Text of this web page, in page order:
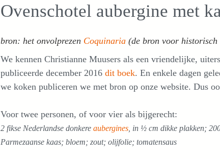
Voedselbos
Ovenschotel aubergine met
bron: het onvolprezen Coquinaria (de bron voor historisch
We kennen Christianne Muusers als een vriendelijke,
publiceerde december 2016 dit boek. En enkele dagen
we koken publiceren we met bron op onze website. Dus
Voor twee personen, of voor vier als bijgerecht:
2 fikse Nederlandse donkere aubergines, in ½ cm dikke plakken;
Parmezaanse kaas; bloem; zout; olijfolie; tomatensaus